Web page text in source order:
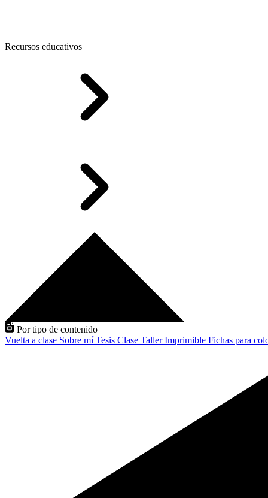
Recursos educativos
Por tipo de contenido
Vuelta a clase Sobre míTesis Clase TallerImprimible Fichas para